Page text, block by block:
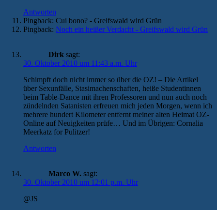
Antworten
Pingback: Cui bono? - Greifswald wird Grün
Pingback: Noch ein heißer Verdacht - Greifswald wird Grün
Dirk sagt:
30. Oktober 2010 um 11:43 a.m. Uhr
Schimpft doch nicht immer so über die OZ! – Die Artikel
über Sexunfälle, Stasimachenschaften, heiße Studentinnen
beim Table-Dance mit ihren Professoren und nun auch noch
zündelnden Satanisten erfreuen mich jeden Morgen, wenn ich
mehrere hundert Kilometer entfernt meiner alten Heimat OZ-
Online auf Neuigkeiten prüfe… Und im Übrigen: Cornalia
Meerkatz for Pulitzer!
Antworten
Marco W. sagt:
30. Oktober 2010 um 12:01 p.m. Uhr
@JS